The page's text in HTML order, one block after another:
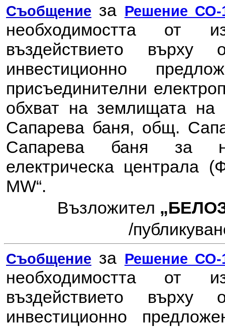
Съобщение за Решение СО-
необходимостта от
въздействието
инвестиционно
присъединителни
обхват на землищата
Сапарева баня, общ.
Сапарева баня за
електрическа централа
MW“.
Възложител
/
Съобщение за Решение СО-
необходимостта от
въздействието
инвестиционно